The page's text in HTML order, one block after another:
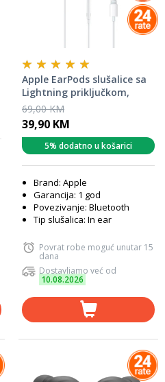
Apple EarPods slušalice sa
Lightning priključkom,
Bijele
69,00 KM
39,90 KM
5% dodatno u košarici
Brand: Apple
Garancija: 1 god
Povezivanje: Bluetooth
Tip slušalica: In ear
Povrat robe moguć unutar 15
dana
Dostavljamo već od
10.08.2026